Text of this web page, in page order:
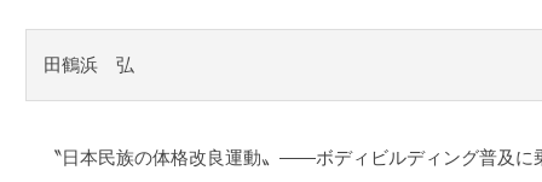
田鶴浜 弘
〝日本民族の体格改良運動〟――ボディビルディング普及に